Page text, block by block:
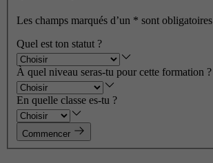
Les champs marqués d’un * sont obligatoires
Quel est ton statut ?
À quel niveau seras-tu pour cette formation ?
En quelle classe es-tu ?
Commencer